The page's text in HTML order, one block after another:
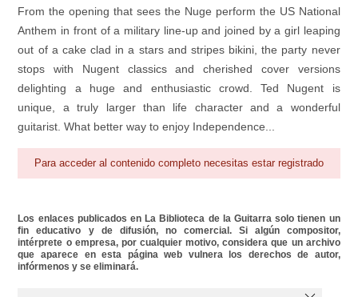
From the opening that sees the Nuge perform the US National
Anthem in front of a military line-up and joined by a girl leaping
out of a cake clad in a stars and stripes bikini, the party never
stops with Nugent classics and cherished cover versions
delighting a huge and enthusiastic crowd. Ted Nugent is
unique, a truly larger than life character and a wonderful
guitarist. What better way to enjoy Independence...
Para acceder al contenido completo necesitas estar registrado
Los enlaces publicados en La Biblioteca de la Guitarra solo tienen un
fin educativo y de difusión, no comercial. Si algún compositor,
intérprete o empresa, por cualquier motivo, considera que un archivo
que aparece en esta página web vulnera los derechos de autor,
infórmenos y se eliminará.